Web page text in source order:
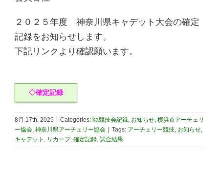
２０２５年度 神奈川県キャデット大会の確定
記録をお知らせします。
下記リンクより確認願います。
◇確定記録
8月 17th, 2025 | Categories: ka競技会記録 お知らせ 横浜市アーチェリ
ー協会 神奈川県アーチェリー協会 | Tags: アーチェリー競技 お知らせ
キャデット
リカーブ 確定記録 試合結果